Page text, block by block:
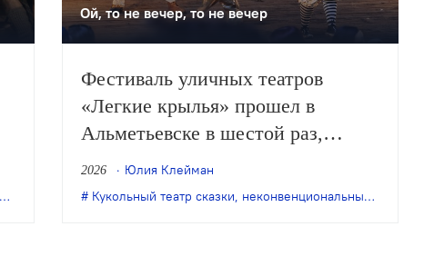
Михаил Бычков,Никитинский театр, Платоновский фестиваль искусств
Ой, то не вечер, то не вечер
Фестиваль уличных театров
«Легкие крылья» прошел в
Альметьевске в шестой раз,
продемонстрировав, с одной
стороны, особое качество
2026
Юлия Клейман
Кукольный театр сказки, неконвенциональный театр